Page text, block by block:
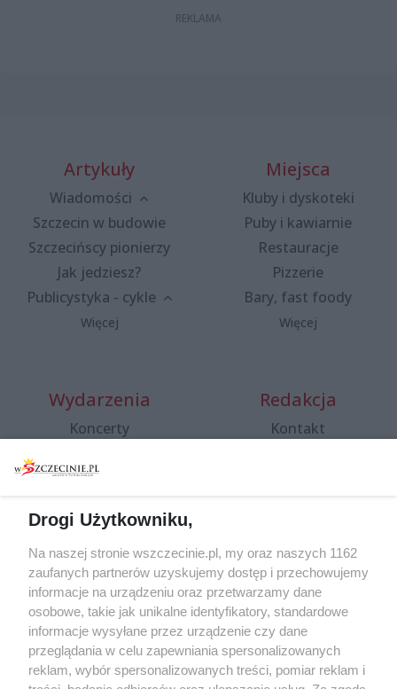
Artykuły
Wiadomości
Szczecin w budowie
Szczecińscy pionierzy
Jak jedziesz?
Publicystyka - cykle
Więcej
Miejsca
Kluby i dyskoteki
Puby i kawiarnie
Restauracje
Pizzerie
Bary, fast foody
Więcej
Wydarzenia
Koncerty
Spacery i oprowadzania
targi
Wernisaże
Więcej
Redakcja
Kontakt
Specjalny koncert z okazji
20. urodzin portalu
wSzczecinie.pl
Regulamin konkursów
śniadaniówka "Hej
Szczecin! Jest piątek!"
Drogi Użytkowniku,
Na naszej stronie wszczecinie.pl, my oraz naszych 1162
zaufanych partnerów uzyskujemy dostęp i przechowujemy
informacje na urządzeniu oraz przetwarzamy dane
osobowe, takie jak unikalne identyfikatory, standardowe
informacje wysyłane przez urządzenie czy dane
przeglądania w celu zapewniania spersonalizowanych
reklam, wybór spersonalizowanych treści, pomiar reklam i